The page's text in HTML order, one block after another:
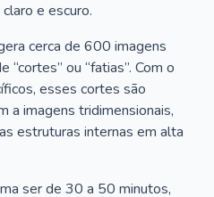
e escuro.
cerca de 600 imagens
“cortes” ou “fatias”. Com o
esses cortes são
a imagens tridimensionais,
estruturas internas em alta
ser de 30 a 50 minutos,